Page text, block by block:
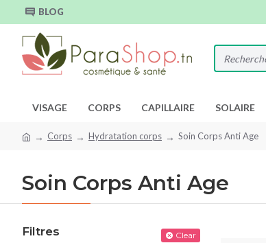
BLOG
VISAGE CORPS CAPILLAIRE SOLAIRE
Corps Hydratation corps Soin Corps Anti Age
Soin Corps Anti Age
Filtres Clear